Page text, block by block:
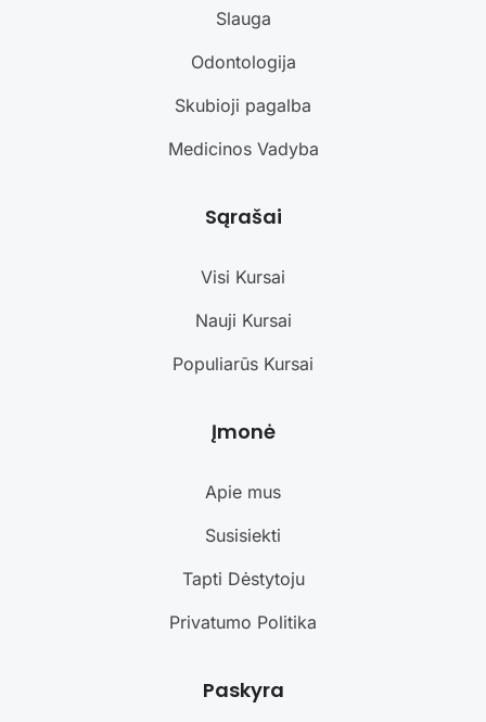
Slauga
Odontologija
Skubioji pagalba
Medicinos Vadyba
Sąrašai
Visi Kursai
Nauji Kursai
Populiarūs Kursai
Įmonė
Apie mus
Susisiekti
Tapti Dėstytoju
Privatumo Politika
Paskyra